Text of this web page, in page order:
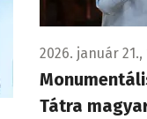
2026. január 21.,
Tátra